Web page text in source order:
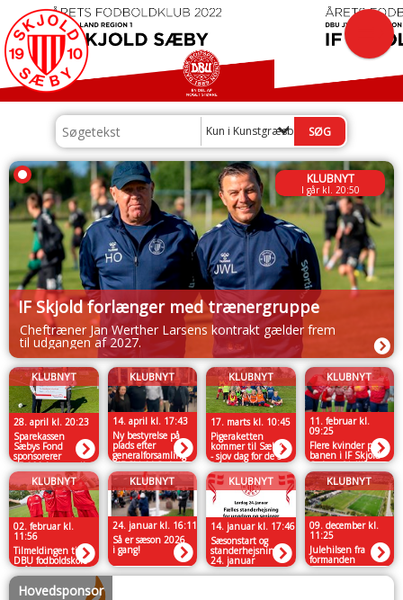
Kun i Kunstgræsbanen
KLUBNYT
I går kl. 20:50
IF Skjold forlænger med trænergruppe
Cheftræner Jan Werther Larsens kontrakt gælder frem
til udgangen af 2027.
KLUBNYT
28. april kl. 20:23
Sparekassen
Sæbys Fond
sponsorerer
65.000 kroner til
spillertøj
KLUBNYT
14. april kl. 17:43
Ny bestyrelse på
plads efter
generalforsamling
i IF Skjold Sæby
KLUBNYT
17. marts kl. 10:45
Pigeraketten
kommer til Sæby
- sjov dag for de 5-
9-årige i
kalenderen
KLUBNYT
11. februar kl.
09:25
Flere kvinder på
banen i IF Skjold
Sæby – frivillig
arbejdsgruppe går
forrest
KLUBNYT
02. februar kl.
11:56
Tilmeldingen til
DBU fodboldskole
er åben!
KLUBNYT
24. januar kl. 16:11
Så er sæson 2026
i gang!
KLUBNYT
14. januar kl. 17:46
Sæsonstart og
standerhejsning
24. januar
KLUBNYT
09. december kl.
11:25
Julehilsen fra
formanden
Hovedsponsor